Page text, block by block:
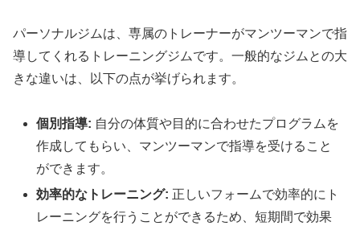
パーソナルジムは、専属のトレーナーがマンツーマンで指
導してくれるトレーニングジムです。一般的なジムとの大
きな違いは、以下の点が挙げられます。
個別指導: 自分の体質や目的に合わせたプログラムを
作成してもらい、マンツーマンで指導を受けること
ができます。
効率的なトレーニング: 正しいフォームで効率的にト
レーニングを行うことができるため、短期間で効果